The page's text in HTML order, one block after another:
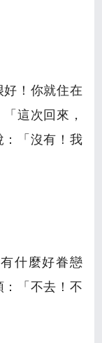
！你就住在
這次回來，
：「沒有！我
什麼好眷戀
「不去！不